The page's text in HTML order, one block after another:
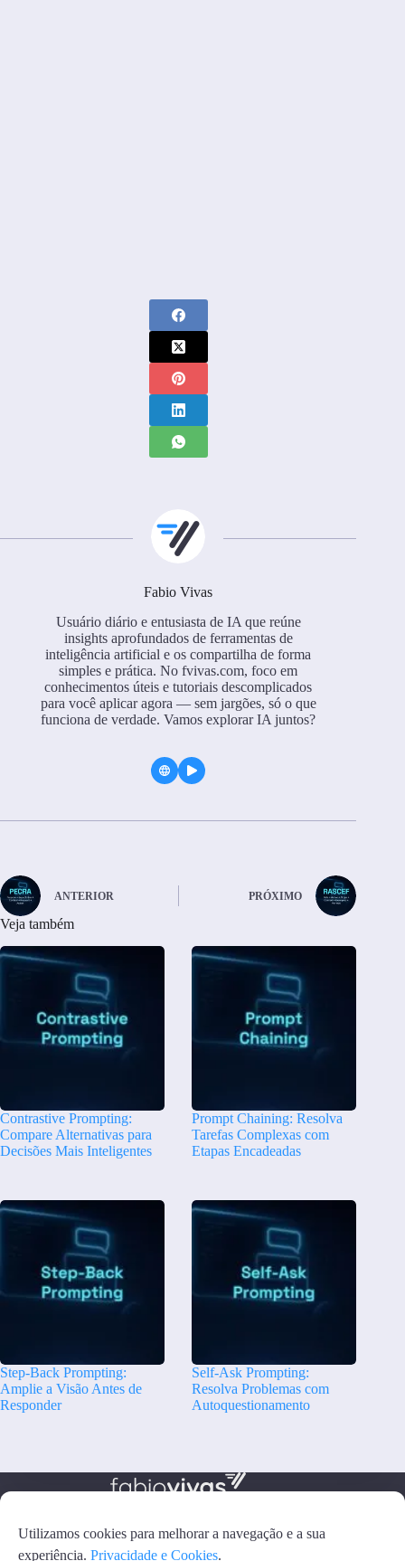
Utilizamos cookies para melhorar a navegação e a sua
experiência. Privacidade e Cookies.
Fabio Vivas
Usuário diário e entusiasta de IA que reúne
insights aprofundados de ferramentas de
inteligência artificial e os compartilha de forma
simples e prática. No fvivas.com, foco em
conhecimentos úteis e tutoriais descomplicados
para você aplicar agora — sem jargões, só o que
funciona de verdade. Vamos explorar IA juntos?
ANTERIOR PRÓXIMO
Veja também
Contrastive Prompting:
Compare Alternativas para
Decisões Mais Inteligentes
Prompt Chaining: Resolva
Tarefas Complexas com
Etapas Encadeadas
Step-Back Prompting:
Amplie a Visão Antes de
Responder
Self-Ask Prompting:
Resolva Problemas com
Autoquestionamento
PRIVACIDADE E COOKIES